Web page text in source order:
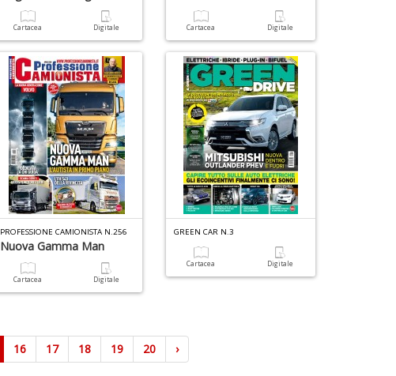
Cartacea Digitale Cartacea Digitale
PROFESSIONE CAMIONISTA N.256
Nuova Gamma Man
Cartacea Digitale
GREEN CAR N.3
Cartacea Digitale
16 17 18 19 20 ›